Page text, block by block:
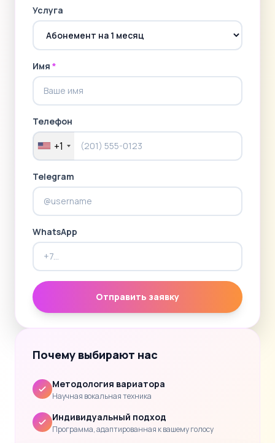
Услуга
Имя *
Телефон
+1
Telegram
WhatsApp
Отправить заявку
Почему выбирают нас
Методология вариатора
Научная вокальная техника
Индивидуальный подход
Программа, адаптированная к вашему голосу